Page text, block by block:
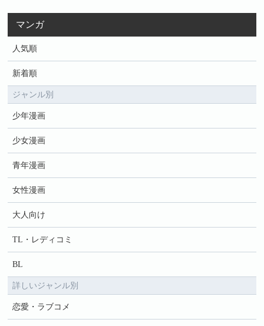
マンガ
人気順
新着順
ジャンル別
少年漫画
少女漫画
青年漫画
女性漫画
大人向け
TL・レディコミ
BL
詳しいジャンル別
恋愛・ラブコメ